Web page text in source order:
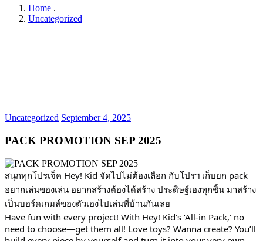
Home .
Uncategorized
Uncategorized September 4, 2025
PACK PROMOTION SEP 2025
สนุกทุกโปรเจ็ค Hey! Kid จัดไปไม่ต้องเลือก กับโปรฯ เก็บยก pack
อยากเล่นของเล่น อยากสร้างต้องได้สร้าง ประดิษฐ์เองทุกชิ้น มาสร้าง
เป็นบอร์ดเกมส์ของตัวเองไปเล่นที่บ้านกันเลย
Have fun with every project! With Hey! Kid’s ‘All-in Pack,’ no
need to choose—get them all! Love toys? Wanna create? You’ll